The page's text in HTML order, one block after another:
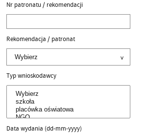
Nr patronatu / rekomendacji
Rekomendacja / patronat
Typ wnioskodawcy
Data wydania (dd-mm-yyyy)